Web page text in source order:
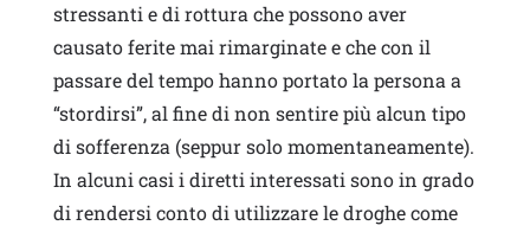
stressanti e di rottura che possono aver
causato ferite mai rimarginate e che con il
passare del tempo hanno portato la persona a
“stordirsi”, al fine di non sentire più alcun tipo
di sofferenza (seppur solo momentaneamente).
In alcuni casi i diretti interessati sono in grado
di rendersi conto di utilizzare le droghe come